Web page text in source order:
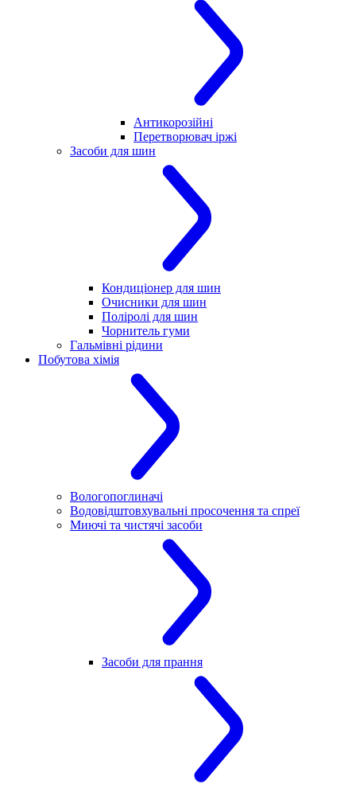
Антикорозійні
Перетворювач іржі
Засоби для шин
Кондиціонер для шин
Очисники для шин
Поліролі для шин
Чорнитель гуми
Гальмівні рідини
Побутова хімія
Вологопоглиначі
Водовідштовхувальні просочення та спреї
Миючі та чистячі засоби
Засоби для прання